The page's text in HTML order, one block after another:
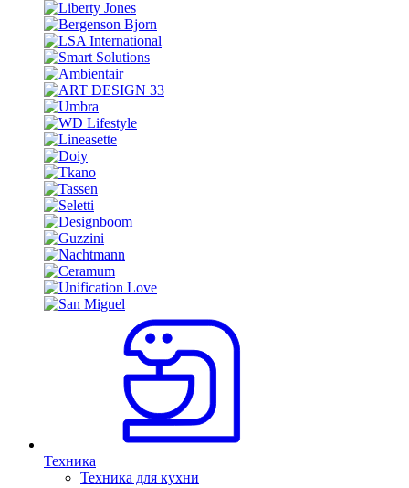
Техника
Техника для кухни